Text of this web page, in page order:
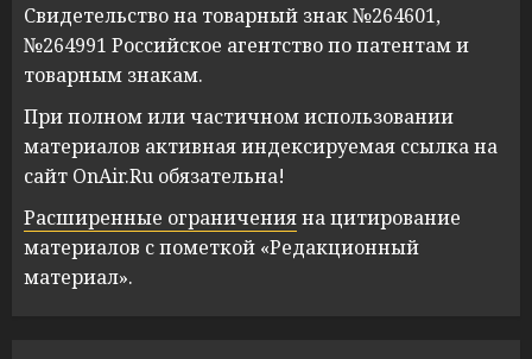
Свидетельство на товарный знак №264601,
№264991 Российское агентство по патентам и
товарным знакам.
При полном или частичном использовании
материалов активная индексируемая ссылка на
сайт OnAir.Ru обязательна!
Расширенные ограниченияна цитирование
материалов с пометкой «Редакционный
материал».